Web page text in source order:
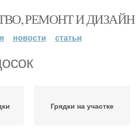
РЕМОНТ И ДИЗАЙН
новости статьи
Грядки на участке